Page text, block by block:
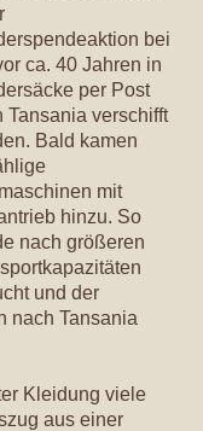
bei
ca. 40 Jahren in
per Post
Tansania verschifft
Bald kamen
mit
hinzu. So
nach größeren
und der
nach Tansania
Kleidung viele
aus einer